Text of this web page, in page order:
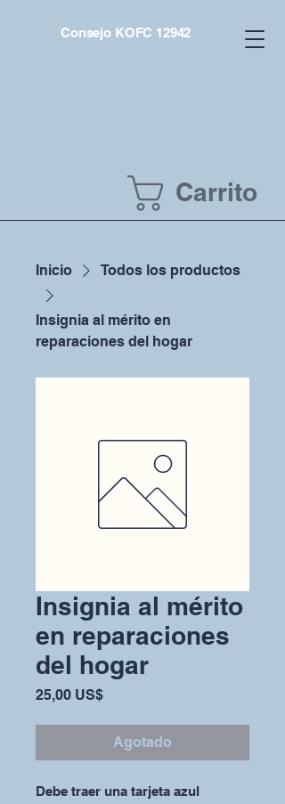
Consejo KOFC 12942
Carrito
Inicio Todos los productos
Insignia al mérito en
reparaciones del hogar
Insignia al mérito
en reparaciones
del hogar
25,00 US$Precio
Agotado
Debe traer una tarjeta azul